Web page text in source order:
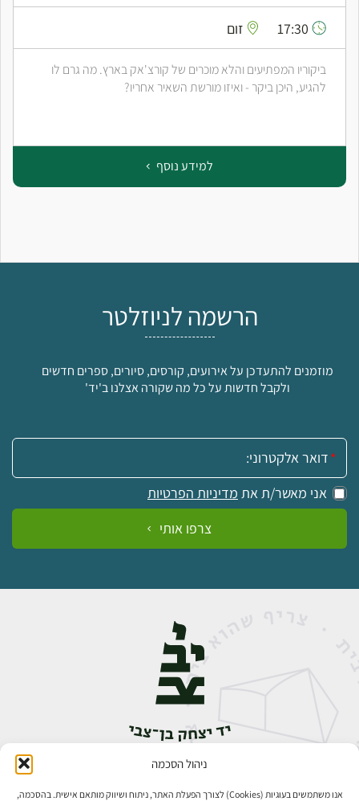
ניהול הסכמה
אנו משתמשים בעוגיות (Cookies) לצורך הפעלת האתר, ניתוח ושיווק מותאם אישית. בהסכמה,
זום
ביקוריו המפתיעים והלא מוכרים של קורצ'אק בארץ. מה גרם לו
להגיע, היכן ביקר - ואיזו מורשת השאיר אחריו?
למידע נוסף
הרשמה לניוזלטר
מוזמנים להתעדכן על אירועים, קורסים, סיורים, ספרים חדשים
ולקבל חדשות על כל מה שקורה אצלנו ב'יד'
אימייל:
אני מאשר/ת את מדיניות הפרטיות
צרפו אותי
אבן גבירול 14, רחביה, ירושלים